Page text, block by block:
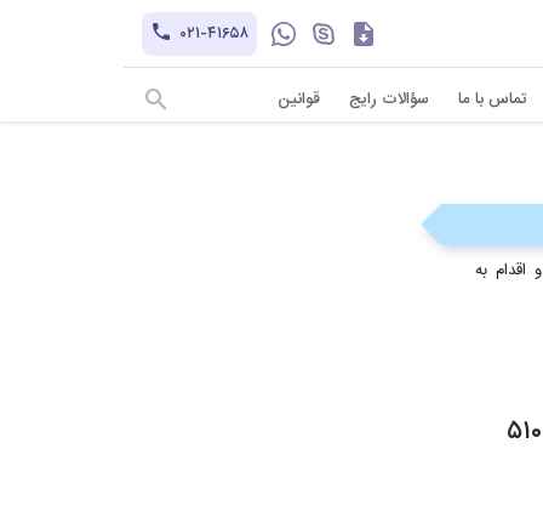
۰۲۱-۴۱۶۵۸
+۹۸-۹۳۰۲۱۲۱۱۰۱
hayatechsocial
کاتالوگ
تماس با ما سؤالات رایج قوانین
اقدام به